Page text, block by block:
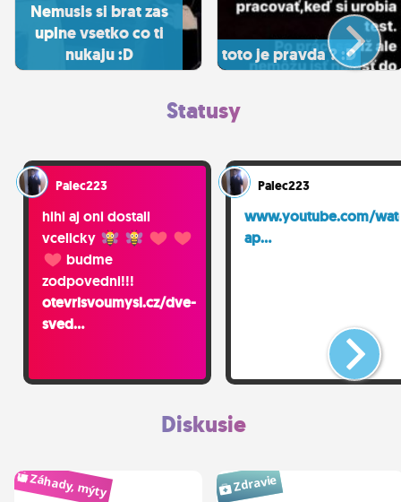
Nemusis si brat zas
uplne vsetko co ti
nukaju :D
toto je pravda ? :D
Statusy
Palec223
hihi aj oni dostali
vcelicky
budme
zodpovedni!!!
otevrisvoumysl.cz/dve-
sved...
Palec223
www.youtube.com/
ap...
Diskusie
Záhady, mýty Zdravie